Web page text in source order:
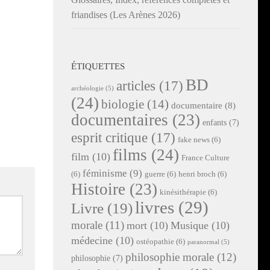
friandises (Les Arènes 2026)
ÉTIQUETTES
archéologie (5) articles (17) BD
(24) biologie (14) documentaire (8)
documentaires (23) enfants (7)
esprit critique (17) fake news (6)
film (10) films (24) France Culture
(6) féminisme (9) guerre (6) henri broch (6)
Histoire (23) kinésithérapie (6)
Livre (19)livres (29)
morale (11) mort (10) Musique (10)
médecine (10) ostéopathie (6) paranormal (5)
philosophie (7) philosophie morale (12)